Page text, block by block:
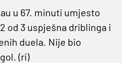
u 67. minuti umjesto
od 3 uspješna driblinga i
duela. Nije bio
(ri)